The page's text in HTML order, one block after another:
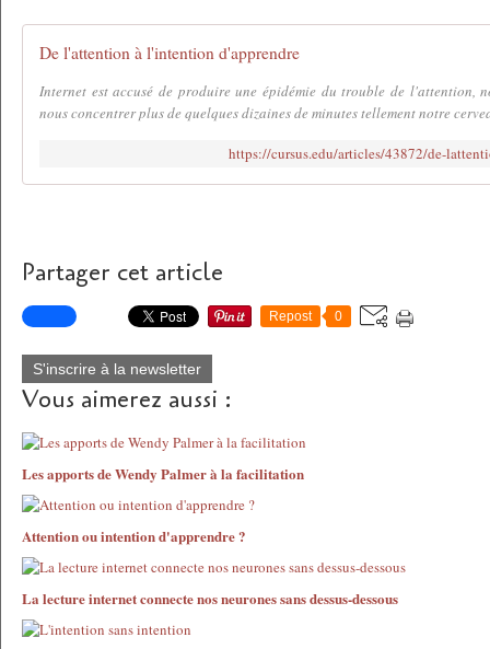
De l'attention à l'intention d'apprendre
Internet est accusé de produire une épidémie du trouble de l'attention,
nous concentrer plus de quelques dizaines de minutes tellement notre
https://cursus.edu/articles/43872/de-
Partager cet article
Repost 0
S'inscrire à la newsletter
Vous aimerez aussi :
Les apports de Wendy Palmer à la facilitation
Attention ou intention d'apprendre ?
La lecture internet connecte nos neurones sans dessus-dessous